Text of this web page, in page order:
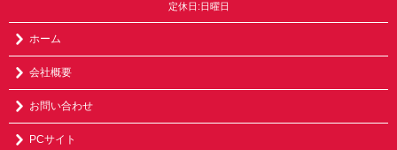
定休日:日曜日
ホーム
会社概要
お問い合わせ
PCサイト